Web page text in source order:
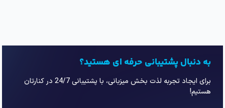
به دنبال پشتیبانی حرفه ای هستید؟
برای ایجاد تجربه لذت بخش میزبانی، با پشتیبانی 24/7 در کنارتان
هستیم!